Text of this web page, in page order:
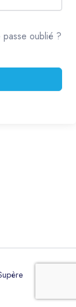
oublié ?